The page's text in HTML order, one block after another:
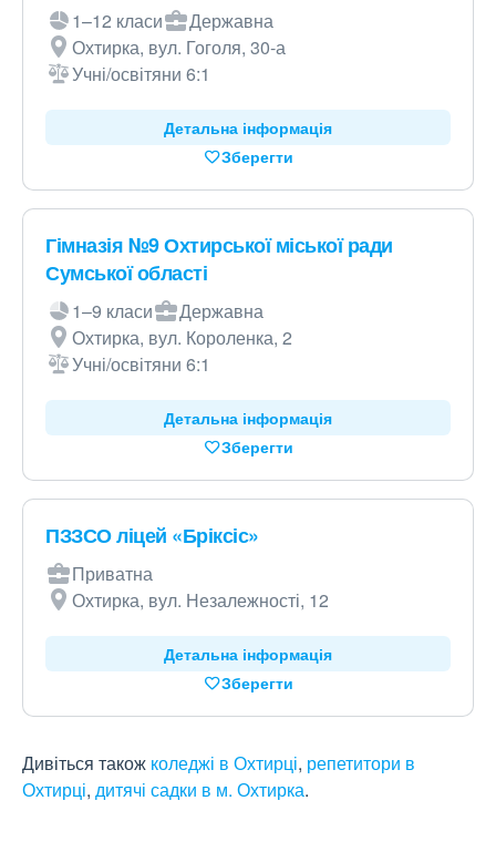
1–12 класи
Державна
Охтирка, вул. Гоголя, 30-а
Учні/освітяни 6:1
Детальна інформація
Зберегти
Гімназія №9 Охтирської міської ради
Сумської області
1–9 класи
Державна
Охтирка, вул. Короленка, 2
Учні/освітяни 6:1
Детальна інформація
Зберегти
ПЗЗСО ліцей «Бріксіс»
Приватна
Охтирка, вул. Незалежності, 12
Детальна інформація
Зберегти
Дивіться також коледжі в Охтирці, репетитори в
Охтирці, дитячі садки в м. Охтирка.